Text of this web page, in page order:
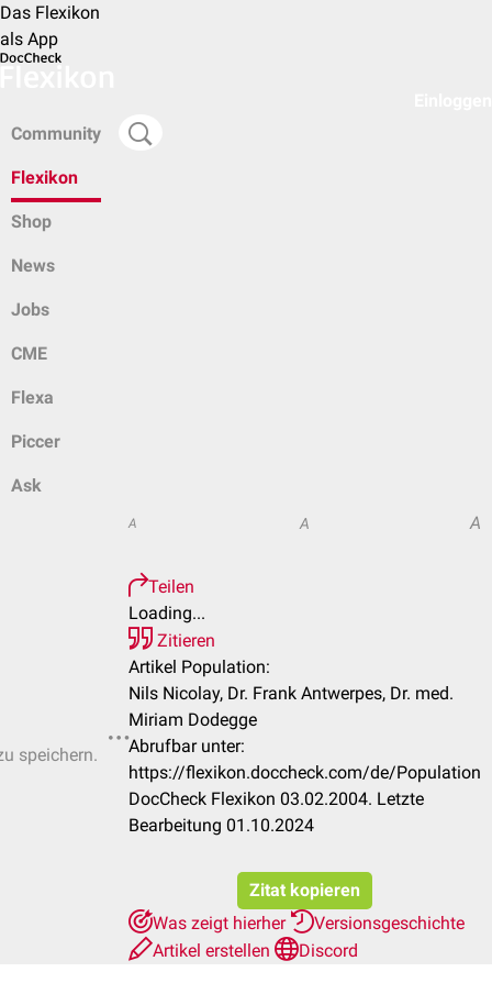
Das Flexikon
als App
Community
Flexikon
Shop
News
Jobs
CME
Flexa
Piccer
Ask
speichern.
A A A
Teilen
Loading...
Zitieren
Artikel Population:
Nils Nicolay, Dr. Frank Antwerpes, Dr. med.
Miriam Dodegge
Abrufbar unter:
https://flexikon.doccheck.com/de/Population
DocCheck Flexikon 03.02.2004. Letzte
Bearbeitung 01.10.2024
Zitat kopieren
Was zeigt hierher
Versionsgeschichte
Artikel erstellen
Discord